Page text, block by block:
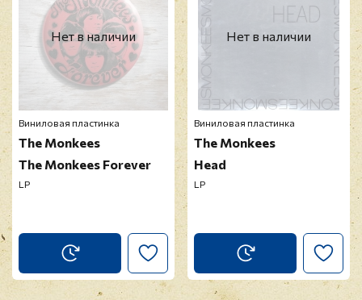
Нет в наличии
Виниловая пластинка
The Monkees
The Monkees Forever
LP
Нет в наличии
Виниловая пластинка
The Monkees
Head
LP